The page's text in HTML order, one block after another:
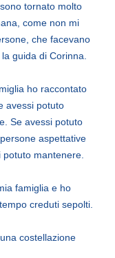
tornato molto
come non mi
che facevano
guida di Corinna.
ho raccontato
avessi potuto
Se avessi potuto
aspettative
mantenere.
famiglia e ho
creduti sepolti.
costellazione